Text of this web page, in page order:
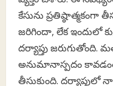
కేసును ప్రతిష్ఠాత్మకంగా
జరిగిందా, లేక ఇందులో
దర్యాప్తు జరుగుతోంది.
అనుమానాస్పదం
తీసుకుంది. దర్యాప్తులో